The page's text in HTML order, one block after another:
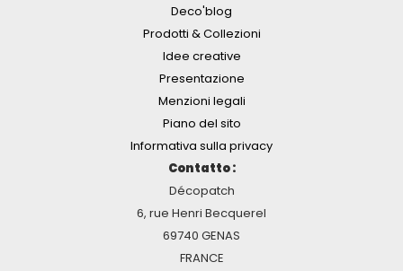
Deco'blog
Prodotti & Collezioni
Idee creative
Presentazione
Menzioni legali
Piano del sito
Informativa sulla privacy
Contatto :
Décopatch
6, rue Henri Becquerel
69740 GENAS
FRANCE